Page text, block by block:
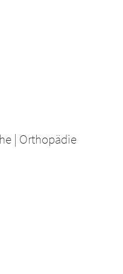
| Orthopädie